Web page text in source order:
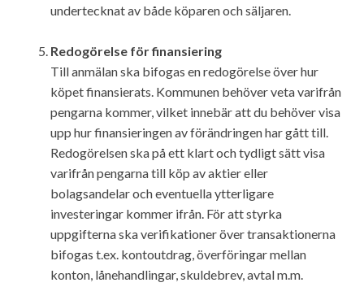
undertecknat av både köparen och säljaren.
Redogörelse för finansiering
Till anmälan ska bifogas en redogörelse över hur
köpet finansierats. Kommunen behöver veta varifrån
pengarna kommer, vilket innebär att du behöver visa
upp hur finansieringen av förändringen har gått till.
Redogörelsen ska på ett klart och tydligt sätt visa
varifrån pengarna till köp av aktier eller
bolagsandelar och eventuella ytterligare
investeringar kommer ifrån. För att styrka
uppgifterna ska verifikationer över transaktionerna
bifogas t.ex. kontoutdrag, överföringar mellan
konton, lånehandlingar, skuldebrev, avtal m.m.